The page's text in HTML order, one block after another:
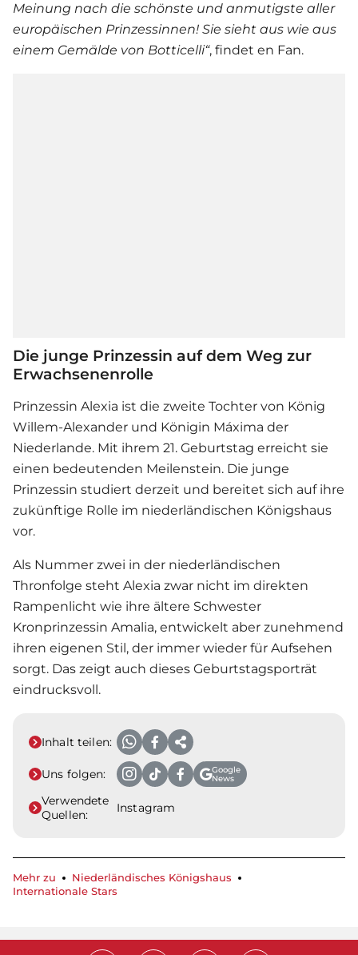
Meinung nach die schönste und anmutigste aller
europäischen Prinzessinnen! Sie sieht aus wie aus
einem Gemälde von Botticelli“, findet en Fan.
Die junge Prinzessin auf dem Weg zur
Erwachsenenrolle
Prinzessin Alexia ist die zweite Tochter von König
Willem-Alexander und Königin Máxima der
Niederlande. Mit ihrem 21. Geburtstag erreicht sie
einen bedeutenden Meilenstein. Die junge
Prinzessin studiert derzeit und bereitet sich auf ihre
zukünftige Rolle im niederländischen Königshaus
vor.
Als Nummer zwei in der niederländischen
Thronfolge steht Alexia zwar nicht im direkten
Rampenlicht wie ihre ältere Schwester
Kronprinzessin Amalia, entwickelt aber zunehmend
ihren eigenen Stil, der immer wieder für Aufsehen
sorgt. Das zeigt auch dieses Geburtstagsporträt
eindrucksvoll.
Inhalt teilen:
Uns folgen:
Google
News
Verwendete
Quellen:
Instagram
Mehr zu
Niederländisches Königshaus
Internationale Stars